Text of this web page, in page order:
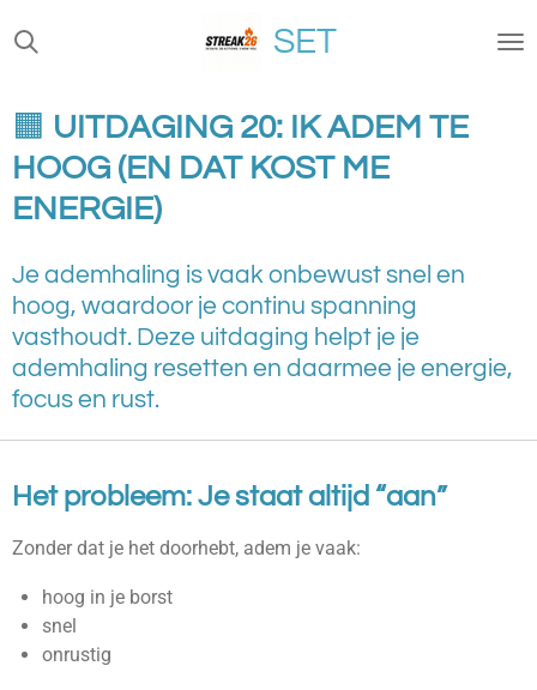
Ga
direct
de
hoofdinhoud
SET
🟧 UITDAGING 20: IK ADEM TE
HOOG (EN DAT KOST ME
ENERGIE)
Je ademhaling is vaak onbewust snel en
hoog, waardoor je continu spanning
vasthoudt. Deze uitdaging helpt je je
ademhaling resetten en daarmee je energie,
focus en rust.
Het probleem: Je staat altijd “aan”
Zonder dat je het doorhebt, adem je vaak:
hoog in je borst
snel
onrustig